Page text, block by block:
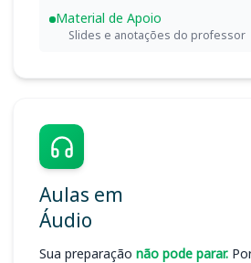
Material de Apoio
Slides e anotações do professor
Aulas em
Áudio
Sua preparação não pode parar.